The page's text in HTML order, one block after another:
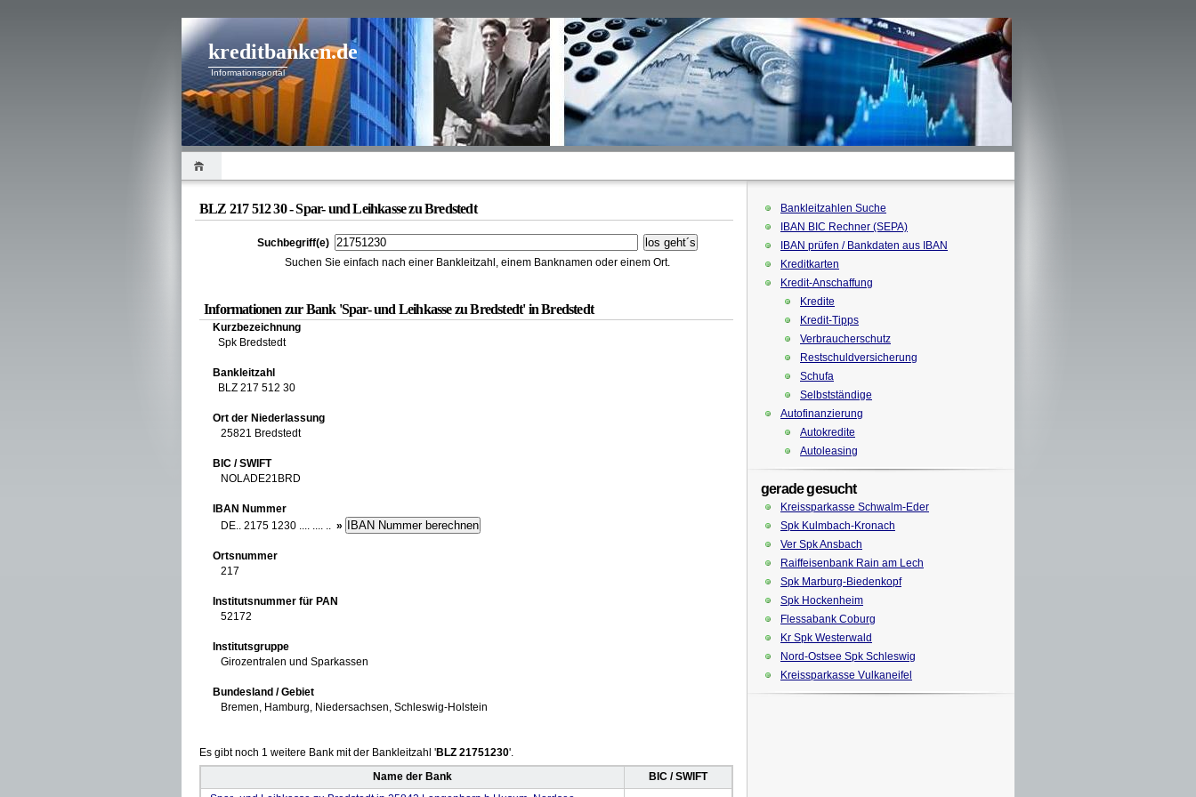
kreditbanken.de
Informationsportal
BLZ 217 512 30 - Spar- und Leihkasse zu Bredstedt
Suchbegriff(e)
Suchen Sie einfach nach einer Bankleitzahl, einem Banknamen oder einem Ort.
Informationen zur Bank 'Spar- und Leihkasse zu Bredstedt' in Bredstedt
Kurzbezeichnung
Spk Bredstedt
Bankleitzahl
BLZ 217 512 30
Ort der Niederlassung
25821 Bredstedt
BIC / SWIFT
NOLADE21BRD
IBAN Nummer
DE.. 2175 1230 .... .... .. »
Ortsnummer
217
Institutsnummer für PAN
52172
Institutsgruppe
Girozentralen und Sparkassen
Bundesland / Gebiet
Bremen, Hamburg, Niedersachsen, Schleswig-Holstein
Es gibt noch 1 weitere Bank mit der Bankleitzahl 'BLZ 21751230'.
Name der Bank
BIC / SWIFT
Bankleitzahlen Suche
IBAN BIC Rechner (SEPA)
IBAN prüfen / Bankdaten aus IBAN
Kreditkarten
Kredit-Anschaffung
Kredite
Kredit-Tipps
Verbraucherschutz
Restschuldversicherung
Schufa
Selbstständige
Autofinanzierung
Autokredite
Autoleasing
gerade gesucht
Kreissparkasse Schwalm-Eder
Spk Kulmbach-Kronach
Ver Spk Ansbach
Raiffeisenbank Rain am Lech
Spk Marburg-Biedenkopf
Spk Hockenheim
Flessabank Coburg
Kr Spk Westerwald
Nord-Ostsee Spk Schleswig
Kreissparkasse Vulkaneifel